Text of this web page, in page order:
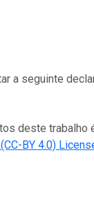
a seguinte
deste trabalho
BY 4.0)